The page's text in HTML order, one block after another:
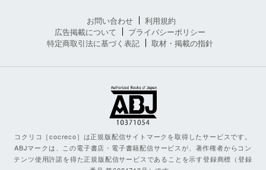
お問い合わせ
利用規約
広告掲載について
プライバシーポリシー
特定商取引法に基づく表記
取材・掲載の指針
コクリコ［cocreco］は正規版配信サイトマークを取得したサービスです。
ABJマークは、この電子書店・電子書籍配信サービスが、著作権者からコン
テンツ使用許諾を得た正規版配信サービスであることを示す登録商標（登録